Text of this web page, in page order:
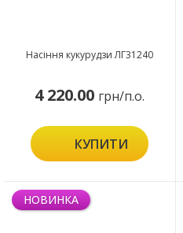
Насіння кукурудзи ЛГ31240
4 220.00 грн/п.о.
КУПИТИ
НОВИНКА